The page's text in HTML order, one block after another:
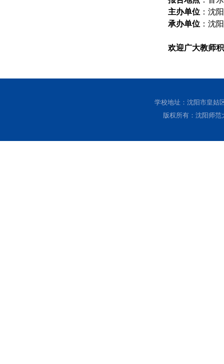
主办单位 ： 沈
承办单位 ： 沈
欢迎广大教师
学校地址：沈阳市皇姑
版权所有：沈阳师